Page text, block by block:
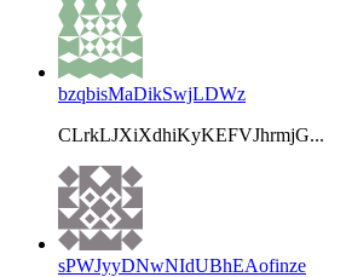
bzqbisMaDikSwjLDWz
CLrkLJXiXdhiKyKEFVJhrmjG...
sPWJyyDNwNIdUBhEAofinze